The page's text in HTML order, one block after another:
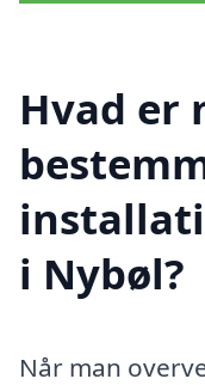
Hvad er
i Nybøl?
Når man